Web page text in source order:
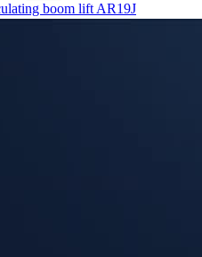
boom lift AR19J